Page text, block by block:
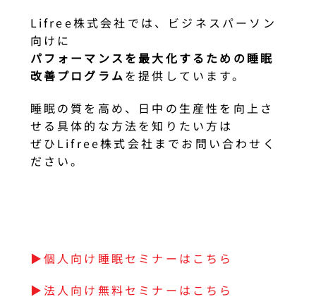
Lifree株式会社では、ビジネスパーソン
向けに
パフォーマンスを最大化するための睡眠
改善プログラムを提供しています。
睡眠の質を高め、日中の生産性を向上さ
せる具体的な方法を知りたい方は
ぜひLifree株式会社までお問い合わせく
ださい。
▶︎個人向け睡眠セミナーはこちら
▶︎法人向け無料セミナーはこちら